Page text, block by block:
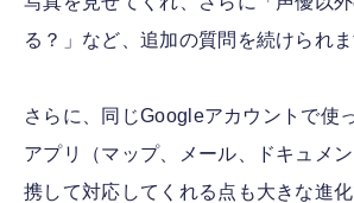
る？」など、追加の質問を続けられま
さらに、同じGoogleアカウントで使
アプリ（マップ、メール、ドキュメ
携して対応してくれる点も大きな進化